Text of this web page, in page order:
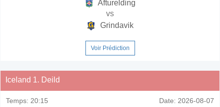
Afturelding
vs
Grindavik
Voir Prédiction
Iceland 1. Deild
Temps: 20:15 Date: 2026-08-07